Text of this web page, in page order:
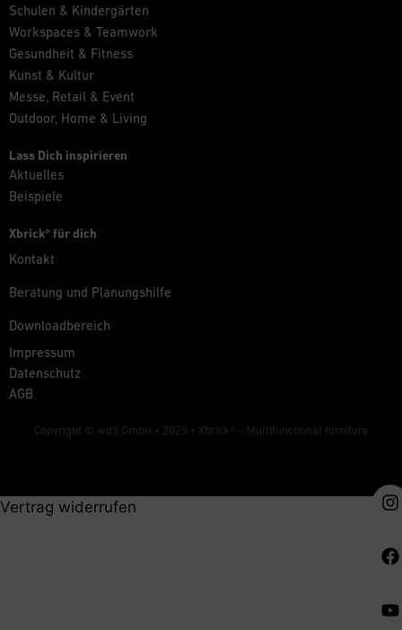
Schulen & Kindergärten
Workspaces & Teamwork
Gesundheit & Fitness
Kunst & Kultur
Messe, Retail & Event
Outdoor, Home & Living
Lass Dich inspirieren
Aktuelles
Beispiele
Xbrick® für dich
Kontakt
Beratung und Planungshilfe
Downloadbereich
Impressum
Datenschutz
AGB
Copyright © wd3 GmbH • 2025 • Xbrick® – Multifunctional furniture
Vertrag widerrufen